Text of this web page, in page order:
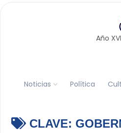
Año
Noticias Política
CLAVE: